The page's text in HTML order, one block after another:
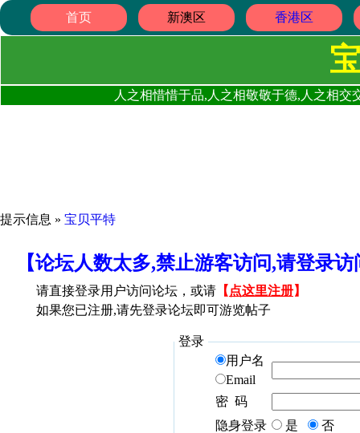
首页 新澳区 香港区
人之相惜惜于品,人之相敬敬于德,人之相
提示信息 » 宝贝平特
【论坛人数太多,禁止游客访问,请登录
请直接登录用户访问论坛，或请 【 点这里注册】
如果您已注册,请先登录论坛即可游览帖子
登录
用户名
Email
密 码
隐身登录
是 否